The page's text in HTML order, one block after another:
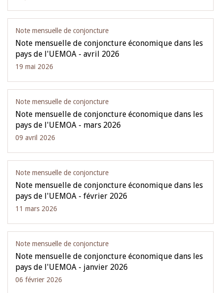
Note mensuelle de conjoncture
Note mensuelle de conjoncture économique dans les
pays de l'UEMOA - avril 2026
19 mai 2026
Note mensuelle de conjoncture
Note mensuelle de conjoncture économique dans les
pays de l'UEMOA - mars 2026
09 avril 2026
Note mensuelle de conjoncture
Note mensuelle de conjoncture économique dans les
pays de l'UEMOA - février 2026
11 mars 2026
Note mensuelle de conjoncture
Note mensuelle de conjoncture économique dans les
pays de l'UEMOA - janvier 2026
06 février 2026